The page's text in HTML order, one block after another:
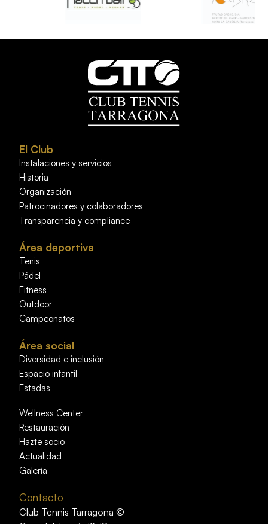
El Club
Instalaciones y servicios
Historia
Organización
Patrocinadores y colaboradores
Transparencia y compliance
Área deportiva
Tenis
Pádel
Fitness
Outdoor
Campeonatos
Área social
Diversidad e inclusión
Espacio infantil
Estadas
Wellness Center
Restauración
Hazte socio
Actualidad
Galería
Contacto
Club Tennis Tarragona ©